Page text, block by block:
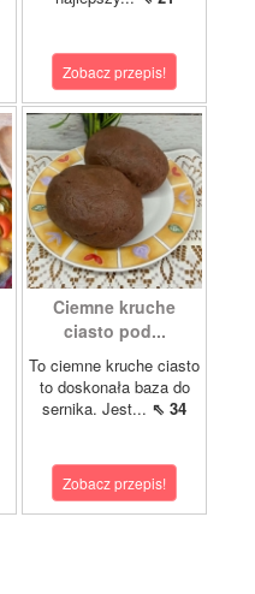
Zobacz przepis!
Ciemne kruche
ciasto pod...
To ciemne kruche ciasto
to doskonała baza do
sernika. Jest... ⇖ 34
Zobacz przepis!